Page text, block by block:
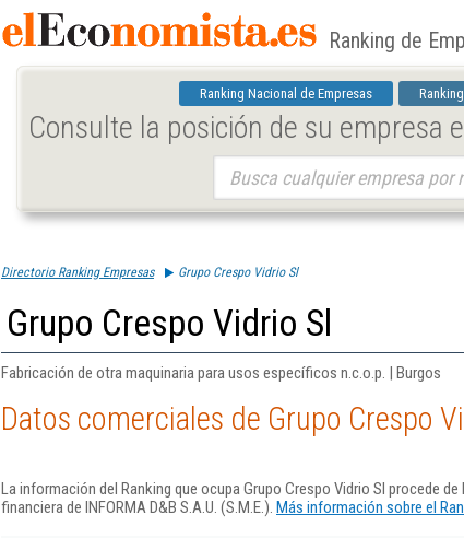
Ranking de
Ranking Nacional de Empresas
Consulte la posición de su empresa
Directorio Ranking Empresas Grupo Crespo Vidrio Sl
Grupo Crespo Vidrio Sl
Fabricación de otra maquinaria para usos específicos n.c.o.p. | Burgos
Datos comerciales de Grupo Crespo
La información del Ranking que ocupa Grupo Crespo Vidrio Sl procede
financiera de INFORMA D&B S.A.U. (S.M.E.). Más información sobre el